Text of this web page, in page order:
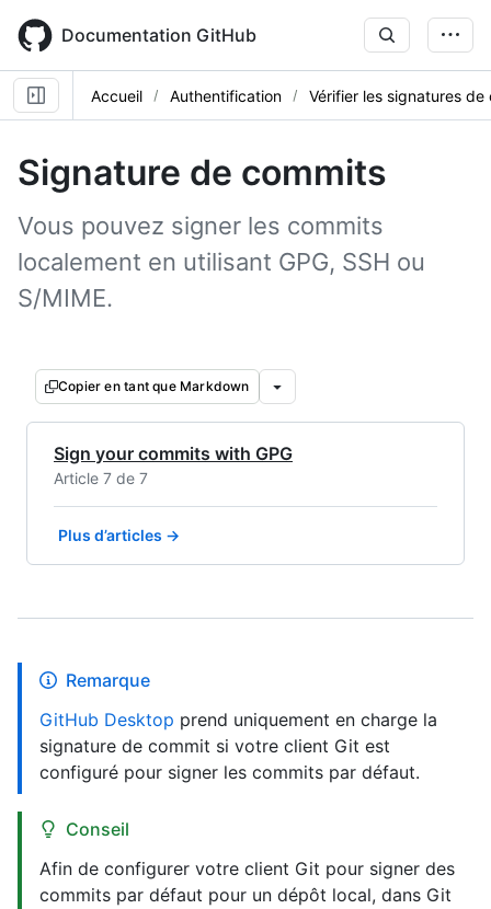
main
content
Documentation GitHub
Accueil Authentification Vérifier les signatures de
Signature de commits
Vous pouvez signer les commits
localement en utilisant GPG, SSH ou
S/MIME.
Copier en tant que Markdown
Sign your commits with GPG
Article 7 de 7
Plus d’articles →
Remarque
GitHub Desktop prend uniquement en charge la
signature de commit si votre client Git est
configuré pour signer les commits par défaut.
Conseil
Afin de configurer votre client Git pour signer des
commits par défaut pour un dépôt local, dans Git